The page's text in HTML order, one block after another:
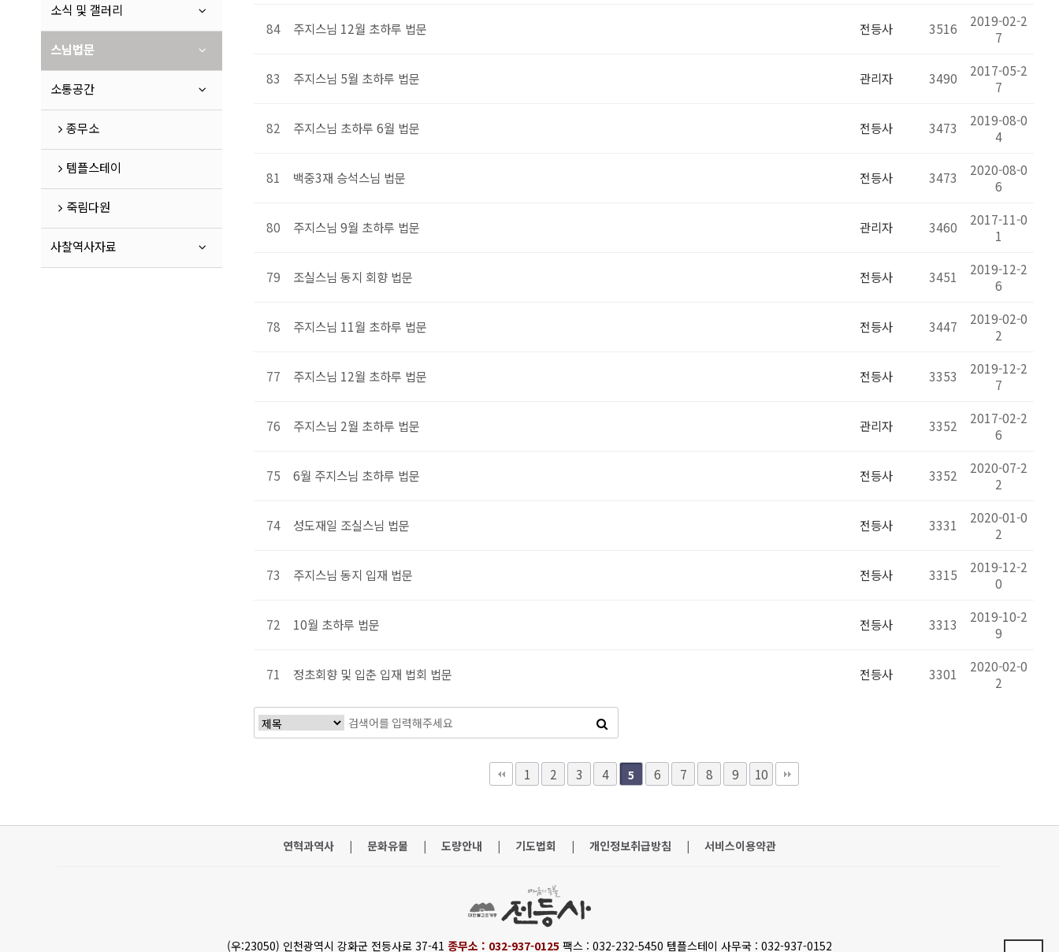
소식 및 갤러리
스님법문
소통공간
종무소
템플스테이
죽림다원
사찰역사자료
84 주지스님 12월 초하루 법문 전등사 3516
2019-02-2
7
83 주지스님 5월 초하루 법문 관리자 3490
2017-05-2
7
82 주지스님 초하루 6월 법문 전등사 3473
2019-08-0
4
81 백중3재 승석스님 법문 전등사 3473
2020-08-0
6
80 주지스님 9월 초하루 법문 관리자 3460
2017-11-0
1
79 조실스님 동지 회향 법문 전등사 3451
2019-12-2
6
78 주지스님 11월 초하루 법문 전등사 3447
2019-02-0
2
77 주지스님 12월 초하루 법문 전등사 3353
2019-12-2
7
76 주지스님 2월 초하루 법문 관리자 3352
2017-02-2
6
75 6월 주지스님 초하루 법문 전등사 3352
2020-07-2
2
74 성도재일 조실스님 법문 전등사 3331
2020-01-0
2
73 주지스님 동지 입재 법문 전등사 3315
2019-12-2
0
72 10월 초하루 법문 전등사 3313
2019-10-2
9
71 정초회향 및 입춘 입재 법회 법문 전등사 3301
2020-02-0
2
1 2 3 4 5 6 7 8 9 10
연혁과역사 | 문화유물 | 도량안내 | 기도법회 | 개인정보취급방침 | 서비스이용약관
(우:23050) 인천광역시 강화군 전등사로 37-41 종무소 : 032-937-0125 팩스 : 032-232-5450 템플스테이 사무국 : 032-937-0152